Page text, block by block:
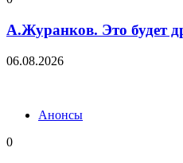
А.Журанков. Это будет
06.08.2026
Анонсы
0